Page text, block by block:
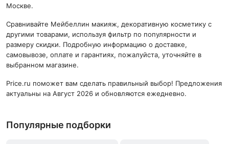
Москве.
Сравнивайте Мейбеллин макияж, декоративную косметику с
другими товарами, используя фильтр по популярности и
размеру скидки. Подробную информацию о доставке,
самовывозе, оплате и гарантиях, пожалуйста, уточняйте в
выбранном магазине.
Price.ru поможет вам сделать правильный выбор! Предложения
актуальны на Август 2026 и обновляются ежедневно.
Популярные подборки